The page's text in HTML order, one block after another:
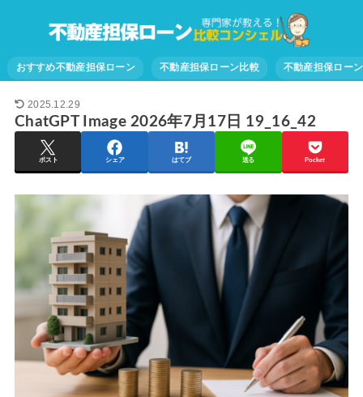
おすすめ不動産担保ローン 不動産担保ローン比較 不動産担保ロー
2025.12.29
ChatGPT Image 2026年7月17日 19_16_42
ポスト シェア はてブ 送る Pocket